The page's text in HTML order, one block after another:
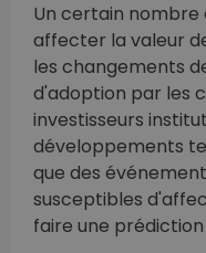
Un certain
affecter la valeur
les changements
d'adoption par les
investisseurs
développements
que des
susceptibles
faire une prédiction